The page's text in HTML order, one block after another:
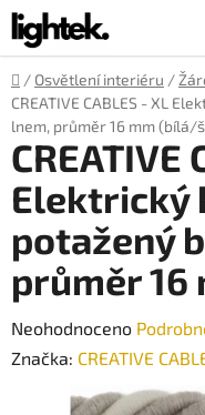
Přejít
na
obsah
Domů
/ Osvětlení interiéru /
CREATIVE CABLES - XL
lnem, průměr 16 mm (bílá/
CREATIVE
Elektrický
potažený
průměr
Průměrné
hodnocení
Neohodnoceno
Značka: CREATIVE